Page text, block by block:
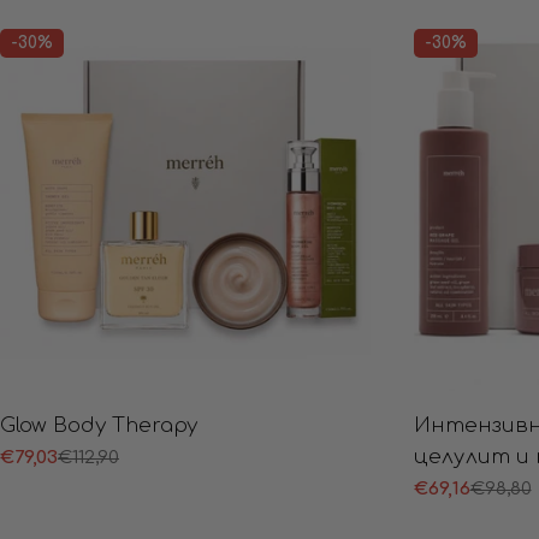
-30%
Glow Body Therapy
Продажна
€79,03
Редовна€112,90
-30%
целулит и
Продажна
€69,16
Редовна€98,80